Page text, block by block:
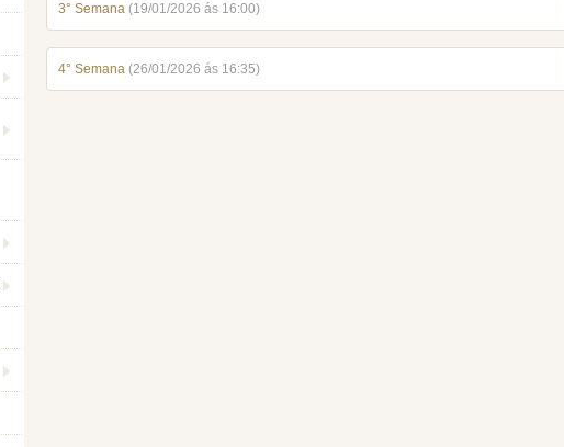
3° Semana (19/01/2026 ás 16:00)
4° Semana (26/01/2026 ás 16:35)